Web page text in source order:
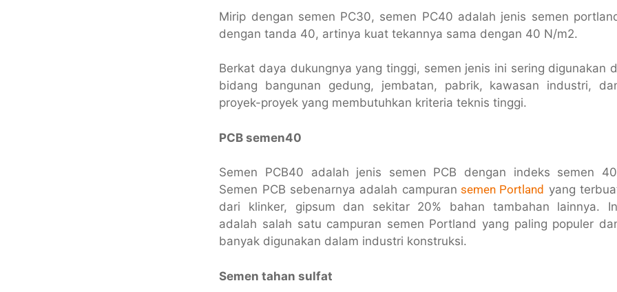
Mirip dengan semen PC30, semen PC40 adalah jenis semen
dengan tanda 40, artinya kuat tekannya sama dengan 40 N/m2.
Berkat daya dukungnya yang tinggi, semen jenis ini sering digunakan
bidang bangunan gedung, jembatan, pabrik, kawasan industri,
proyek-proyek yang membutuhkan kriteria teknis tinggi.
PCB semen40
Semen PCB40 adalah jenis semen PCB dengan indeks semen
Semen PCB sebenarnya adalah campuran semen Portland yang
dari klinker, gipsum dan sekitar 20% bahan tambahan lainnya.
adalah salah satu campuran semen Portland yang paling populer
banyak digunakan dalam industri konstruksi.
Semen tahan sulfat